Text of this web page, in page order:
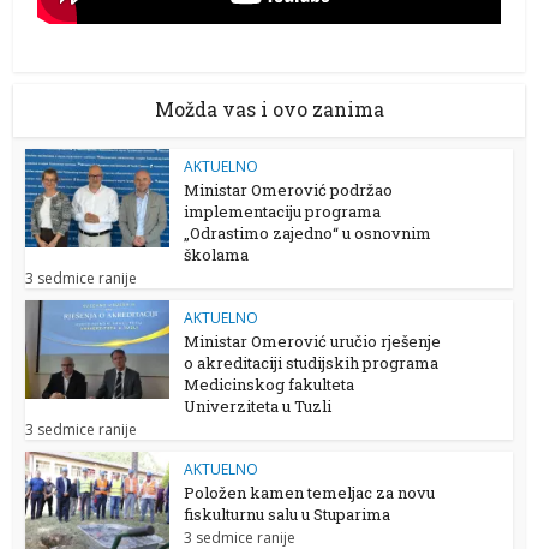
Možda vas i ovo zanima
AKTUELNO
Ministar Omerović podržao
implementaciju programa
„Odrastimo zajedno“ u osnovnim
školama
3 sedmice ranije
AKTUELNO
Ministar Omerović uručio rješenje
o akreditaciji studijskih programa
Medicinskog fakulteta
Univerziteta u Tuzli
3 sedmice ranije
AKTUELNO
Položen kamen temeljac za novu
fiskulturnu salu u Stuparima
3 sedmice ranije